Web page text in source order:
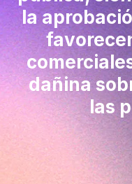
la
dañina
las